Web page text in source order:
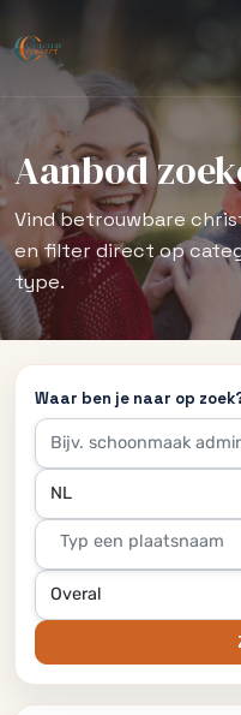
Aanbod
Vind betrouwbare
en filter direct op
type.
Waar ben je naar op
Typ een plaatsnaam